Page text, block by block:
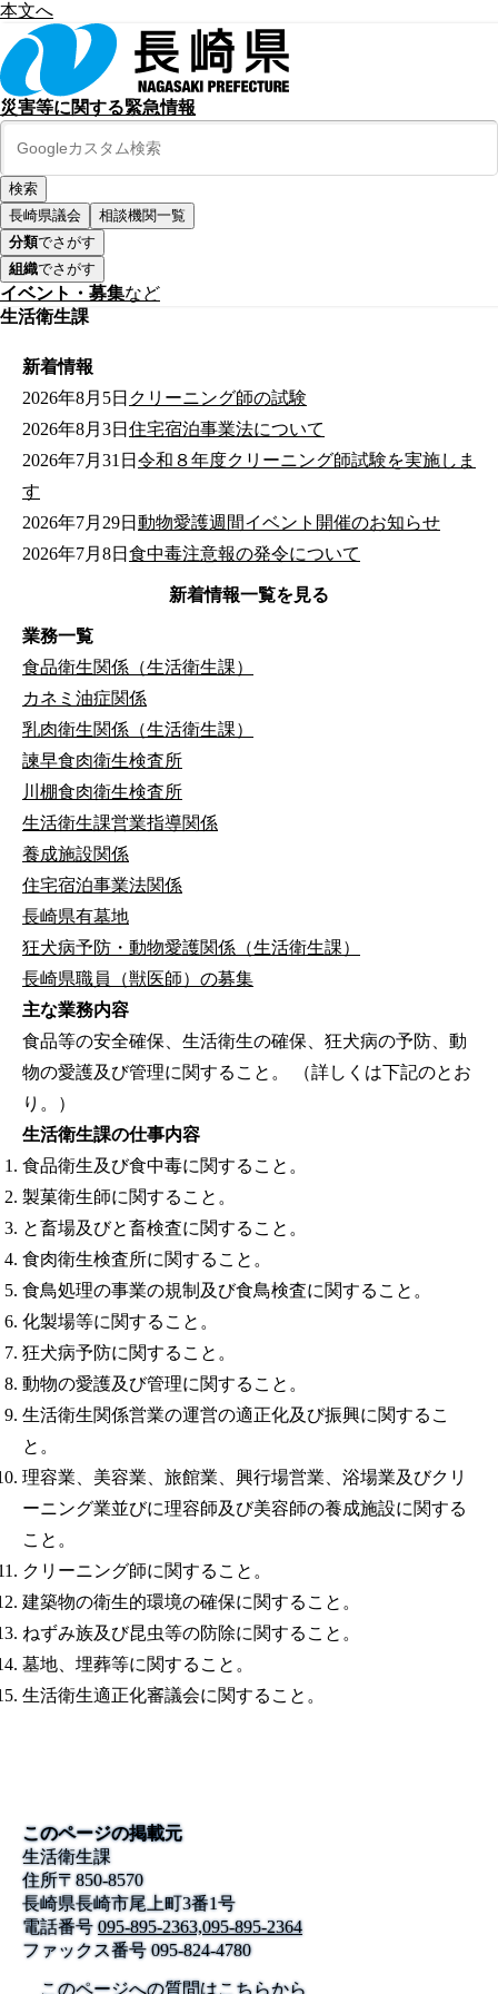
本文へ
災害等に関する緊急情報
長崎県議会
相談機関一覧
分類でさがす
組織でさがす
イベント・募集など
生活衛生課
新着情報
2026年8月5日 クリーニング師の試験
2026年8月3日 住宅宿泊事業法について
2026年7月31日 令和８年度クリーニング師試験を実施しま
す
2026年7月29日 動物愛護週間イベント開催のお知らせ
2026年7月8日 食中毒注意報の発令について
新着情報一覧を見る
業務一覧
食品衛生関係（生活衛生課）
カネミ油症関係
乳肉衛生関係（生活衛生課）
諫早食肉衛生検査所
川棚食肉衛生検査所
生活衛生課営業指導関係
養成施設関係
住宅宿泊事業法関係
長崎県有墓地
狂犬病予防・動物愛護関係（生活衛生課）
長崎県職員（獣医師）の募集
主な業務内容
食品等の安全確保、生活衛生の確保、狂犬病の予防、動
物の愛護及び管理に関すること。 （詳しくは下記のとお
り。）
生活衛生課の仕事内容
食品衛生及び食中毒に関すること。
製菓衛生師に関すること。
と畜場及びと畜検査に関すること。
食肉衛生検査所に関すること。
食鳥処理の事業の規制及び食鳥検査に関すること。
化製場等に関すること。
狂犬病予防に関すること。
動物の愛護及び管理に関すること。
生活衛生関係営業の運営の適正化及び振興に関するこ
と。
理容業、美容業、旅館業、興行場営業、浴場業及びクリ
ーニング業並びに理容師及び美容師の養成施設に関する
こと。
クリーニング師に関すること。
建築物の衛生的環境の確保に関すること。
ねずみ族及び昆虫等の防除に関すること。
墓地、埋葬等に関すること。
生活衛生適正化審議会に関すること。
このページの掲載元
生活衛生課
住所〒850-8570
長崎県長崎市尾上町3番1号
電話番号 095-895-2363,095-895-2364
ファックス番号095-824-4780
このページへの質問はこちらから